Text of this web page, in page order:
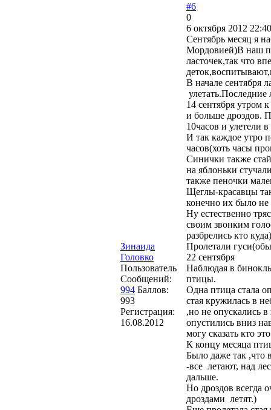
Зинаида
Головко
Пользователь
Сообщений:
994 Баллов:
993
Регистрация:
16.08.2012
#6
0
6 октября 2012
Сентябрь месяц я
Мордовией)В наш
ласточек,так что
В начале сентября
14 сентября утром
и больше дроздов.
10часов и улетели
И так каждое утро
часов(хоть часы
Синички также
на яблоньки
также пеночки
Щеглы-красавцы
конечно их было не
Ну естественно
своим звонким
разбрелись кто куда)
Пролетали
22 сентября
Наблюдая в
птицы.
Одна птица стала
стая кружилась в
,но не опускались
опустились вниз
могу сказать кто
К концу месяца
Было даже так ,что
-все летают, над
дальше.
Но дроздов всегда
дроздами летят.)